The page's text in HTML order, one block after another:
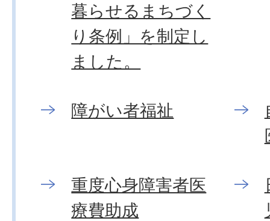
暮らせるまちづく
り条例」を制定し
ました。
障がい者福祉
重度心身障害者医
療費助成